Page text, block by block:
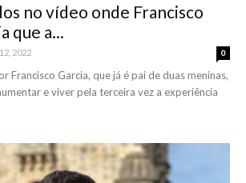
no vídeo onde Francisco
que a...
2022 0
Francisco Garcia, que já é pai de duas meninas,
e viver pela terceira vez a experiência